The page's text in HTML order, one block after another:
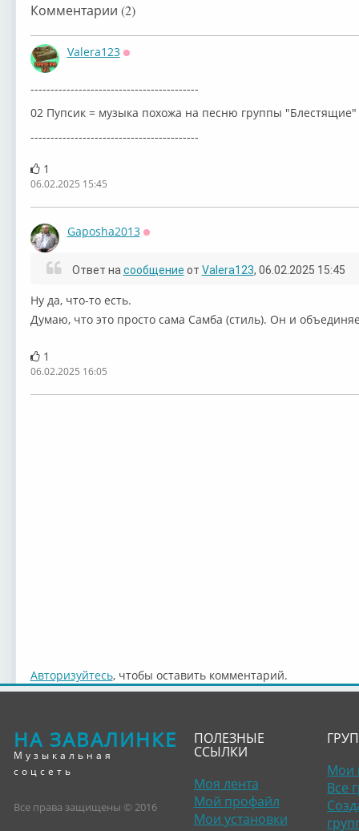
Комментарии (2)
Valera123
⁣------------------------------------------
02 Пупсик = музыка похожа на песню группы
------------------------------------------
1
06.02.2025 15:45
Gaposha2013
Ответ на сообщение от Valera123, 06.02.2025 15:45
Ну да, что-то есть.
Думаю, что это просто сама Самба (стиль). Он и
1
06.02.2025 16:05
Авторизуйтесь, чтобы оставить комментарий.
НА ЗАВАЛИНКЕ
Музыкальная
соцсеть
Все права защищены © 2016
ПОЛЕЗНЫЕ
ССЫЛКИ
Моя лента
Мой профайл
Мои установки
Мои
Все